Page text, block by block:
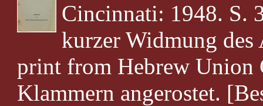
Cincinnati: 1948. S.
kurzer Widmung
print from Hebrew Union
Klammern angerostet.